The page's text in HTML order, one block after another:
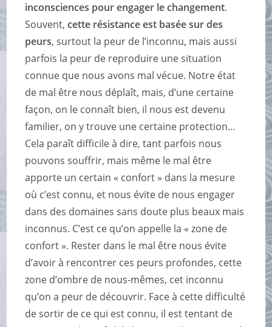
inconsciences pour engager le changement.
Souvent,cette résistance est basée sur des
peurs, surtout la peur de l’inconnu, mais aussi
parfois la peur de reproduire une situation
connue que nous avons mal vécue. Notre état
de mal être nous déplaît, mais, d’une certaine
façon, on le connaît bien, il nous est devenu
familier, on y trouve une certaine protection…
Cela paraît difficile à dire, tant parfois nous
pouvons souffrir, mais même le mal être
apporte un certain « confort » dans la mesure
où c’est connu, et nous évite de nous engager
dans des domaines sans doute plus beaux mais
inconnus. C’est ce qu’on appelle la « zone de
confort ». Rester dans le mal être nous évite
d’avoir à rencontrer ces peurs profondes, cette
zone d’ombre de nous-mêmes, cet inconnu
qu’on a peur de découvrir. Face à cette difficulté
de sortir de ce qui est connu, il est tentant de